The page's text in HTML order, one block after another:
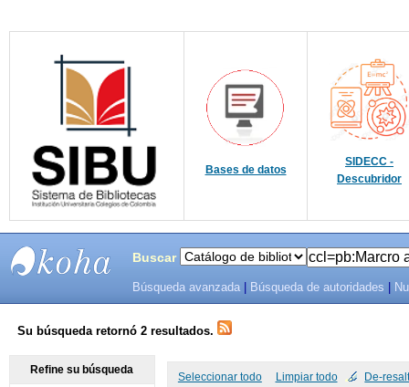
Bases de datos
SIDECC -
Descubridor
SISTEMAS
DE
Buscar
Búsqueda avanzada Búsqueda de autoridades
Su búsqueda retornó 2 resultados.
Seleccionar todo Limpiar todo De-
Refine su búsqueda